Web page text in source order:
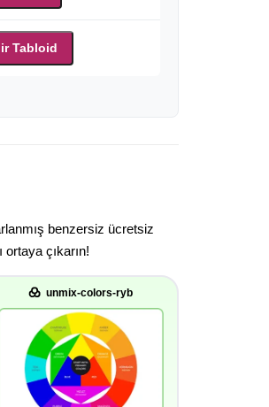
Tabloid
benzersiz ücretsiz
çıkarın!
unmix-colors-ryb